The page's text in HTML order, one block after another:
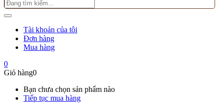
Tài khoản của tôi
Đơn hàng
Mua hàng
0
Giỏ hàng0
Bạn chưa chọn sản phẩm nào
Tiếp tục mua hàng